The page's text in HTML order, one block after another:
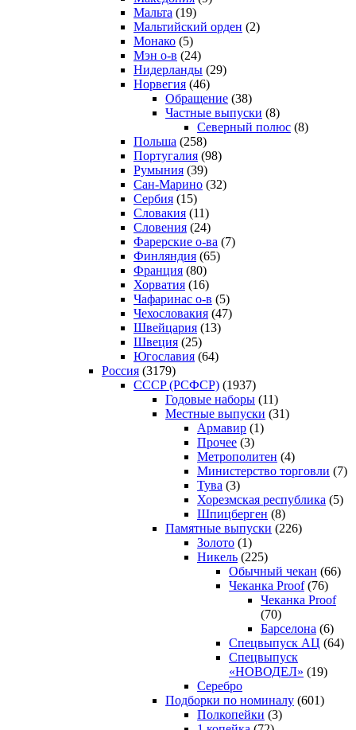
Мальта (19)
Мальтийский орден (2)
Монако (5)
Мэн о-в (24)
Нидерланды (29)
Норвегия (46)
Обращение (38)
Частные выпуски (8)
Северный полюс (8)
Польша (258)
Португалия (98)
Румыния (39)
Сан-Марино (32)
Сербия (15)
Словакия (11)
Словения (24)
Фарерские о-ва (7)
Финляндия (65)
Франция (80)
Хорватия (16)
Чафаринас о-в (5)
Чехословакия (47)
Швейцария (13)
Швеция (25)
Югославия (64)
Россия (3179)
CCCP (РСФСР) (1937)
Годовые наборы (11)
Местные выпуски (31)
Армавир (1)
Прочее (3)
Метрополитен (4)
Министерство торговли (7)
Тува (3)
Хорезмская республика (5)
Шпицберген (8)
Памятные выпуски (226)
Золото (1)
Никель (225)
Обычный чекан (66)
Чеканка Proof(76)
Чеканка Proof
(70)
Барселона (6)
Спецвыпуск АЦ (64)
Спецвыпуск
«НОВОДЕЛ» (19)
Серебро
Подборки по номиналу (601)
Полкопейки (3)